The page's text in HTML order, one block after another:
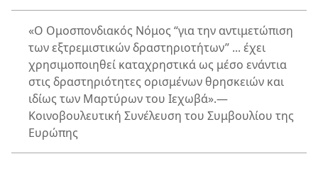
«Ο Ομοσπονδιακός Νόμος “για την αντιμετώπιση
των εξτρεμιστικών δραστηριοτήτων” ... έχει
χρησιμοποιηθεί καταχρηστικά ως μέσο ενάντια
στις δραστηριότητες ορισμένων θρησκειών και
ιδίως των Μαρτύρων του Ιεχωβά».—
Κοινοβουλευτική Συνέλευση του Συμβουλίου της
Ευρώπης